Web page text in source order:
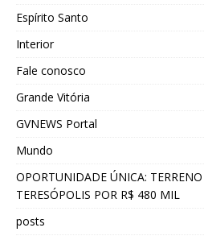
Espírito Santo
Interior
Fale conosco
Grande Vitória
GVNEWS Portal
Mundo
OPORTUNIDADE ÚNICA:
TERESÓPOLIS POR R$ 480 MIL
posts